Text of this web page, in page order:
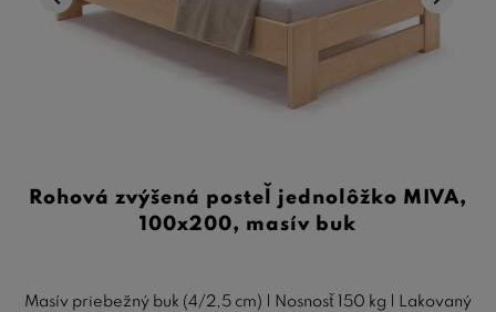
Rohová zvýšená posteľ jednolôžko MIVA,
100x200, masív buk
Masív priebežný buk (4/2,5 cm) | Nosnosť 150 kg | Lakovaný